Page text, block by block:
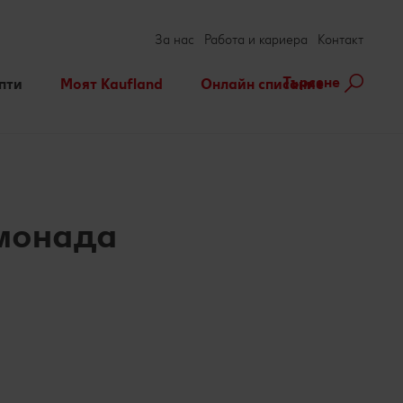
Моят Kaufland
Ние сме семейство
Онлайн списание
За нас Работа и кариера Контакт
Търсене